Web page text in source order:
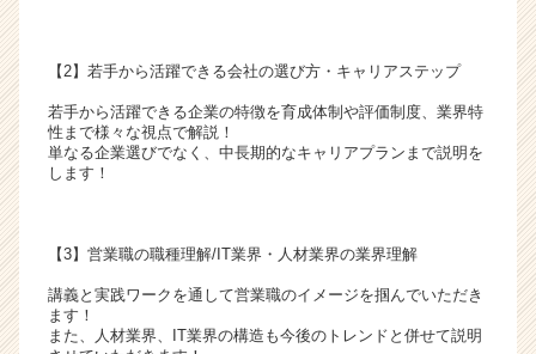
【2】若手から活躍できる会社の選び方・キャリアステップ
若手から活躍できる企業の特徴を育成体制や評価制度、業界特
性まで様々な視点で解説！
単なる企業選びでなく、中長期的なキャリアプランまで説明を
します！
【3】営業職の職種理解/IT業界・人材業界の業界理解
講義と実践ワークを通して営業職のイメージを掴んでいただき
ます！
また、人材業界、IT業界の構造も今後のトレンドと併せて説明